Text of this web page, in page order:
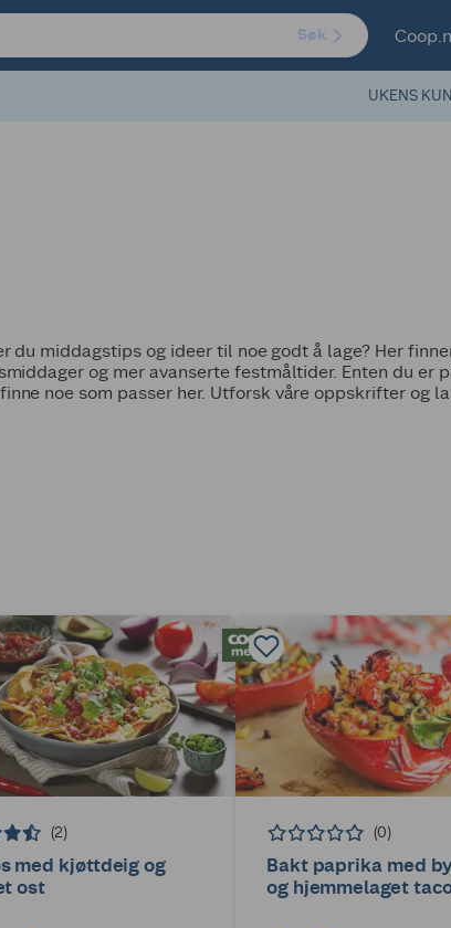
Søk
UKENS
du middagstips og ideer til noe godt å lage? Her
og mer avanserte festmåltider. Enten du er
noe som passer her. Utforsk våre oppskrifter
(2)
med kjøttdeig og
ost
(0)
Bakt paprika med
og hjemmelaget